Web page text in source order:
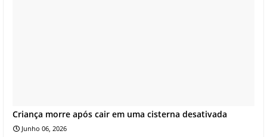
Criança morre após cair em uma cisterna desativada
Junho 06, 2026